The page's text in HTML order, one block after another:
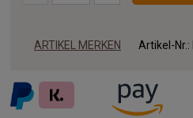
ARTIKEL MERKEN Artikel-Nr.: